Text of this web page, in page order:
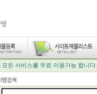
든 서비스를 무료 이용가능 합니다.